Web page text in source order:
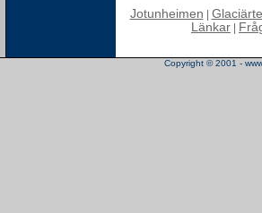
Jotunheimen
Länkar
Copyright © 2001 -